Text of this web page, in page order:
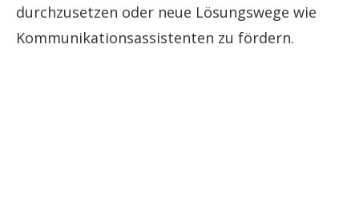
durchzusetzen oder neue Lösungswege wie
Kommunikationsassistenten zu fördern.